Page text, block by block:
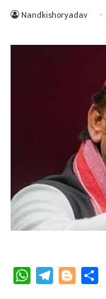
Nandkishoryadav
W